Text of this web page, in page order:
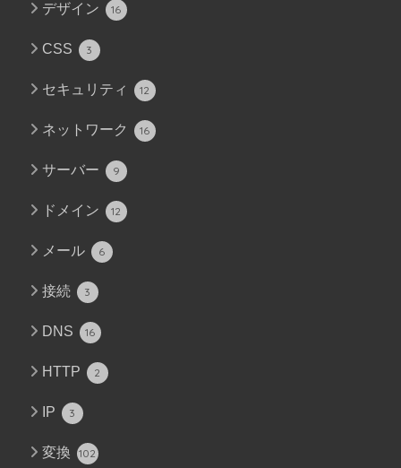
デザイン 16
CSS 3
セキュリティ 12
ネットワーク 16
サーバー 9
ドメイン 12
メール 6
接続 3
DNS 16
HTTP 2
IP 3
変換 102